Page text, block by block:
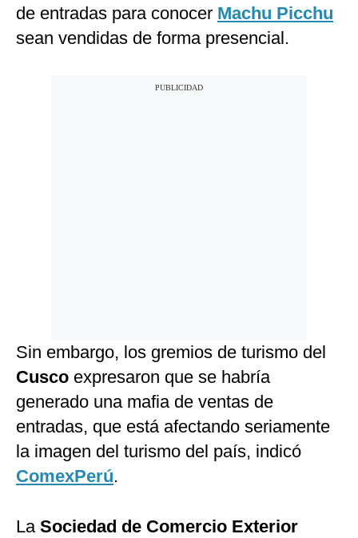
de entradas para conocer Machu Picchu
sean vendidas de forma presencial.
Sin embargo, los gremios de turismo del
Cusco expresaron que se habría
generado una mafia de ventas de
entradas, que está afectando seriamente
la imagen del turismo del país, indicó
ComexPerú.
LaSociedad de Comercio Exterior